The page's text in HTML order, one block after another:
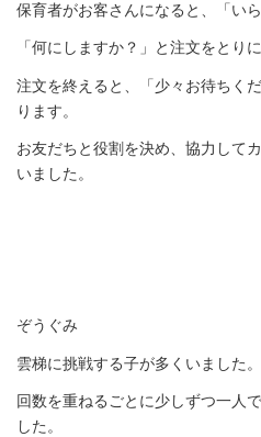
保育者がお客さんになると、「い
「何にしますか？」と注文をとり
注文を終えると、「少々お待ちく
ります。
お友だちと役割を決め、協力して
いました。
ぞうぐみ
雲梯に挑戦する子が多くいました。
回数を重ねるごとに少しずつ一人
した。